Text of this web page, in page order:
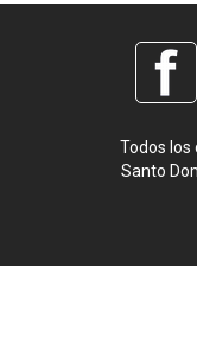
Todos
Santo